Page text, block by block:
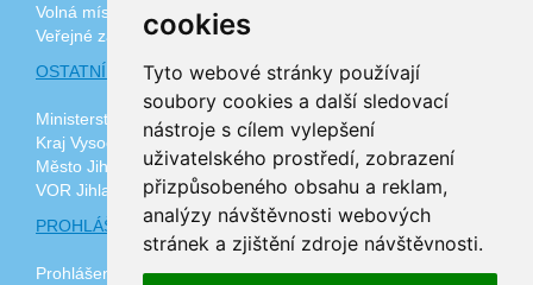
cookies
Tyto webové stránky používají
soubory cookies a další sledovací
nástroje s cílem vylepšení
uživatelského prostředí, zobrazení
přizpůsobeného obsahu a reklam,
analýzy návštěvnosti webových
stránek a zjištění zdroje návštěvnosti.
Volná místa
Veřejné zakázky
OSTATNÍ ODKAZY
Ministerstvo zdravotnictví ČR
Kraj Vysočina
Město Jihlava
VOR Jihlava, z.ú.
PROHLÁŠENÍ O PŘÍSTUPNOSTI
Prohlášení o přístupnosti